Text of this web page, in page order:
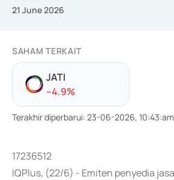
21 June 2026
SAHAM TERKAIT
JATI
--4.9%
Terakhir diperbarui: 23-06-2026, 10:43:am
17236512
IQPlus, (22/6) - Emiten penyedia